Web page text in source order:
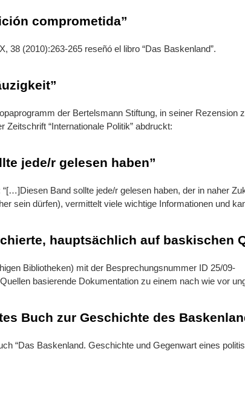
comprometida”
38 (2010):263-265 reseñó el libro “Das Baskenland”.
der Bertelsmann Stiftung, in seiner Rezension
“Internationale Politik” abdruckt:
jede/r gelesen haben”
Band sollte jede/r gelesen haben, der in naher
sein dürfen), vermittelt viele wichtige Informationen und
hauptsächlich auf baskischen
Bibliotheken) mit der Besprechungsnummer ID 25/09-
basierende Dokumentation zu einem nach wie vor
Buch zur Geschichte des
“Das Baskenland. Geschichte und Gegenwart eines